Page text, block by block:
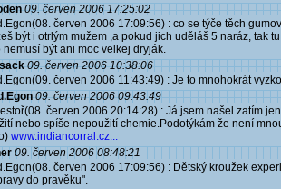
09. červen 2006 17:25:02
červen 2006 17:09:56) : co se týče těch
být i otrlým mužem ,a pokud jich uděláš 5 naráz, tak
nemusí být ani moc velkej dryják.
09. červen 2006 10:38:06
červen 2006 11:43:49) : Je to mnohokrát
09. červen 2006 09:43:49
červen 2006 20:14:28) : Já jsem našel zatím
nebo spíše nepoužití chemie.Podotýkám že není
www.indiancorral.cz...
09. červen 2006 08:48:21
červen 2006 17:09:56) : Dětský kroužek
do pravěku".